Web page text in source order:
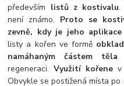
především listů z kostivalu.
není známo. Proto se
zevně, kdy je jeho
listy a kořen ve formě
namáhaným částem těla
regeneraci.Využití kořene v
Obvykle se postižená místa